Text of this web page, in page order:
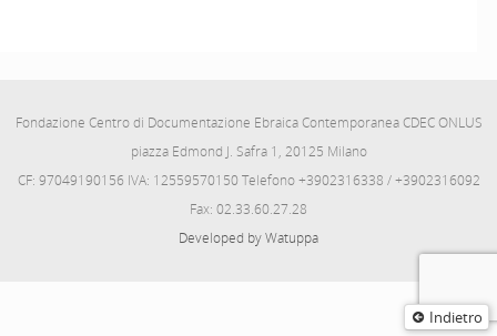
Indietro
Fondazione Centro di Documentazione Ebraica Contemporanea CDEC ONLUS
piazza Edmond J. Safra 1, 20125 Milano
CF: 97049190156 IVA: 12559570150 Telefono +3902316338 / +3902316092
Fax: 02.33.60.27.28
Developed by Watuppa